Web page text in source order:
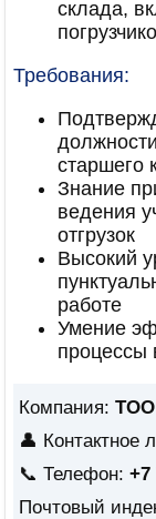
склада,
Требования:
старшего
Знание
ведения
отгрузок
Высокий
работе
Умение
процессы
Компания: ТОО
👤 Контактное
📞 Телефон: +7
Почтовый